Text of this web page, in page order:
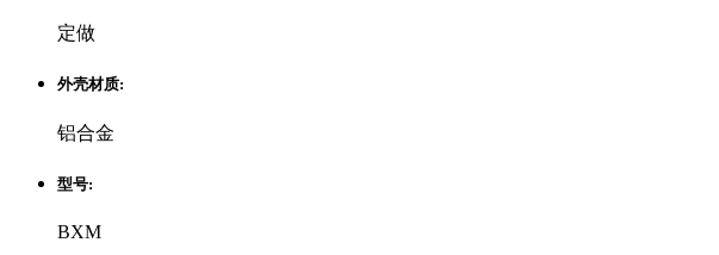
定做
外壳材质:
铝合金
型号:
BXM